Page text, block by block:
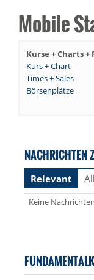
Mobile
Kurse + Charts +
Kurs + Chart
Times + Sales
Börsenplätze
NACHRICHTEN
Relevant
Keine